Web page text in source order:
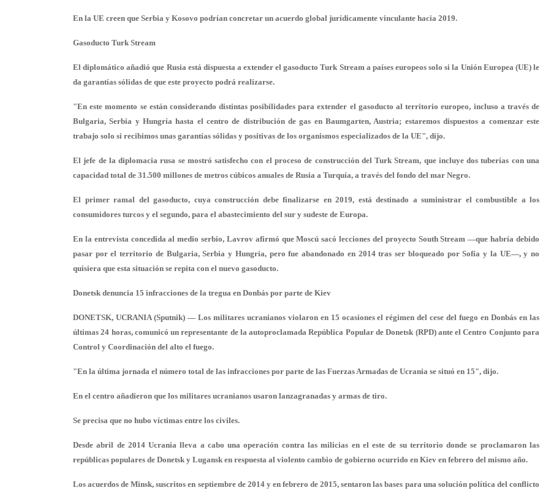
En la UE creen que Serbia y Kosovo podrían concretar un acuerdo global jurídicamente vinculante hacia 2019.
Gasoducto Turk Stream
El diplomático añadió que Rusia está dispuesta a extender el gasoducto Turk Stream a países europeos solo si la Unión Europea (UE) le
da garantías sólidas de que este proyecto podrá realizarse.
"En este momento se están considerando distintas posibilidades para extender el gasoducto al territorio europeo, incluso a través de
Bulgaria, Serbia y Hungría hasta el centro de distribución de gas en Baumgarten, Austria; estaremos dispuestos a comenzar este
trabajo solo si recibimos unas garantías sólidas y positivas de los organismos especializados de la UE", dijo.
El jefe de la diplomacia rusa se mostró satisfecho con el proceso de construcción del Turk Stream, que incluye dos tuberías con una
capacidad total de 31.500 millones de metros cúbicos anuales de Rusia a Turquía, a través del fondo del mar Negro.
El primer ramal del gasoducto, cuya construcción debe finalizarse en 2019, está destinado a suministrar el combustible a los
consumidores turcos y el segundo, para el abastecimiento del sur y sudeste de Europa.
En la entrevista concedida al medio serbio, Lavrov afirmó que Moscú sacó lecciones del proyecto South Stream —que habría debido
pasar por el territorio de Bulgaria, Serbia y Hungría, pero fue abandonado en 2014 tras ser bloqueado por Sofía y la UE—, y no
quisiera que esta situación se repita con el nuevo gasoducto.
Donetsk denuncia 15 infracciones de la tregua en Donbás por parte de Kiev
DONETSK, UCRANIA (Sputnik) — Los militares ucranianos violaron en 15 ocasiones el régimen del cese del fuego en Donbás en las
últimas 24 horas, comunicó un representante de la autoproclamada República Popular de Donetsk (RPD) ante el Centro Conjunto para
Control y Coordinación del alto el fuego.
"En la última jornada el número total de las infracciones por parte de las Fuerzas Armadas de Ucrania se situó en 15", dijo.
En el centro añadieron que los militares ucranianos usaron lanzagranadas y armas de tiro.
Se precisa que no hubo víctimas entre los civiles.
Desde abril de 2014 Ucrania lleva a cabo una operación contra las milicias en el este de su territorio donde se proclamaron las
repúblicas populares de Donetsk y Lugansk en respuesta al violento cambio de gobierno ocurrido en Kiev en febrero del mismo año.
Los acuerdos de Minsk, suscritos en septiembre de 2014 y en febrero de 2015, sentaron las bases para una solución política del conflicto